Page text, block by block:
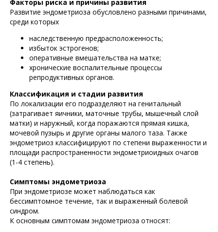
Факторы риска и причины развития
Развитие эндометриоза обусловлено разными причинами,
среди которых
наследственную предрасположенность;
избыток эстрогенов;
оперативные вмешательства на матке;
хронические воспалительные процессы
репродуктивных органов.
Классификация и стадии развития
По локализации его подразделяют на генитальный
(затрагивает яичники, маточные трубы, мышечный слой
матки) и наружный, когда поражаются прямая кишка,
мочевой пузырь и другие органы малого таза. Также
эндометриоз классифицируют по степени выраженности и
площади распространенности эндометриоидных очагов
(1-4 степень).
Симптомы эндометриоза
При эндометриозе может наблюдаться как
бессимптомное течение, так и выраженный болевой
синдром.
К основным симптомам эндометриоза относят: